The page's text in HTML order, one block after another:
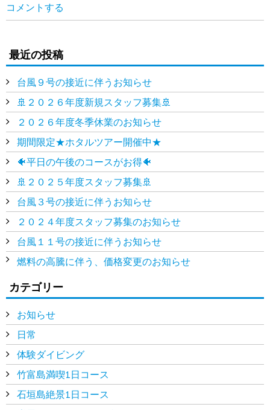
コメントする
最近の投稿
台風９号の接近に伴うお知らせ
🚢２０２６年度新規スタッフ募集🚢
２０２６年度冬季休業のお知らせ
期間限定★ホタルツアー開催中★
🐠平日の午後のコースがお得🐠
🚢２０２５年度スタッフ募集🚢
台風３号の接近に伴うお知らせ
２０２４年度スタッフ募集のお知らせ
台風１１号の接近に伴うお知らせ
燃料の高騰に伴う、価格変更のお知らせ
カテゴリー
お知らせ
日常
体験ダイビング
竹富島満喫1日コース
石垣島絶景1日コース